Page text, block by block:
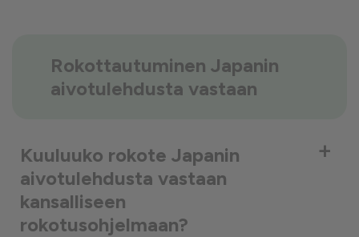
Rokottautuminen Japanin
aivotulehdusta vastaan
Kuuluuko rokote Japanin
aivotulehdusta vastaan
kansalliseen
rokotusohjelmaan?
+